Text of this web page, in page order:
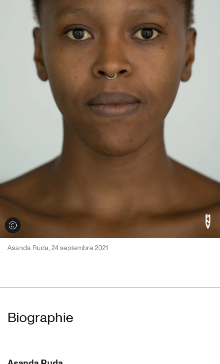
Voir les crédits
Asanda Ruda, 24 septembre 2021
Biographie